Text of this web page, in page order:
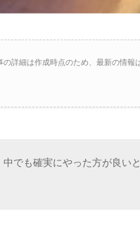
詳細は作成時点のため、最新の情報
でも確実にやった方が良い